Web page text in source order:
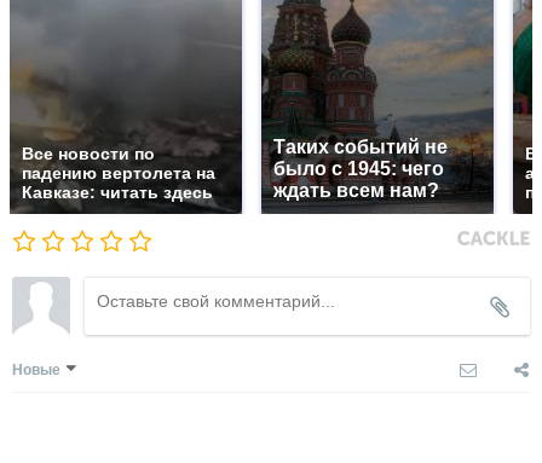
Все новости по
падению вертолета на
Кавказе: читать здесь
Таких событий не
было с 1945: чего
ждать всем нам?
В
Новые